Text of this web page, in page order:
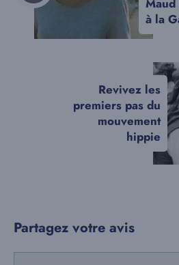
à la
Revivez les
premiers pas du
mouvement
hippie
Partagez votre avis